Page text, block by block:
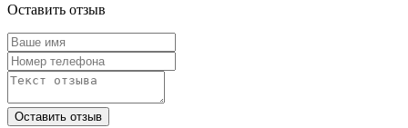
Оставить отзыв
Оставить отзыв